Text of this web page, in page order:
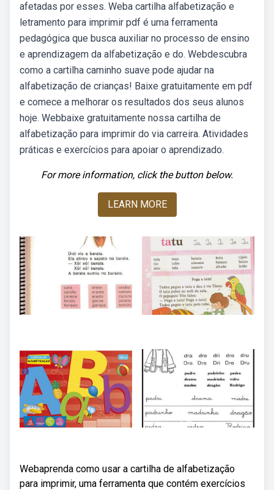
afetadas por esses. Weba cartilha alfabetização e
letramento para imprimir pdf é uma ferramenta
pedagógica que busca auxiliar no processo de ensino
e aprendizagem da alfabetização e do. Webdescubra
como a cartilha caminho suave pode ajudar na
alfabetização de crianças! Baixe gratuitamente em pdf
e comece a melhorar os resultados dos seus alunos
hoje. Webbaixe gratuitamente nossa cartilha de
alfabetização para imprimir do via carreira. Atividades
práticas e exercícios para apoiar o aprendizado.
For more information, click the button below.
LEARN MORE
Webaprenda como usar a cartilha de alfabetização
para imprimir, uma ferramenta que contém exercícios